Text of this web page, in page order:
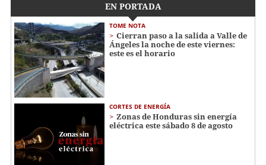
EN PORTADA
TOME NOTA
Cierran paso a la salida a Valle de
Ángeles la noche de este viernes:
este es el horario
CORTES DE ENERGÍA
Zonas de Honduras sin energía
eléctrica este sábado 8 de agosto